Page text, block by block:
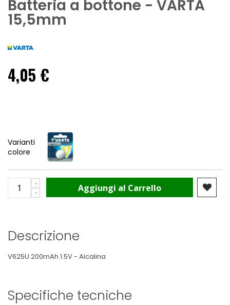
Batteria a bottone - VARTA
15,5mm
4,05 €
Varianti
colore
Aggiungi al Carrello
Descrizione
V625U 200mAh 1.5V - Alcalina
Specifiche tecniche